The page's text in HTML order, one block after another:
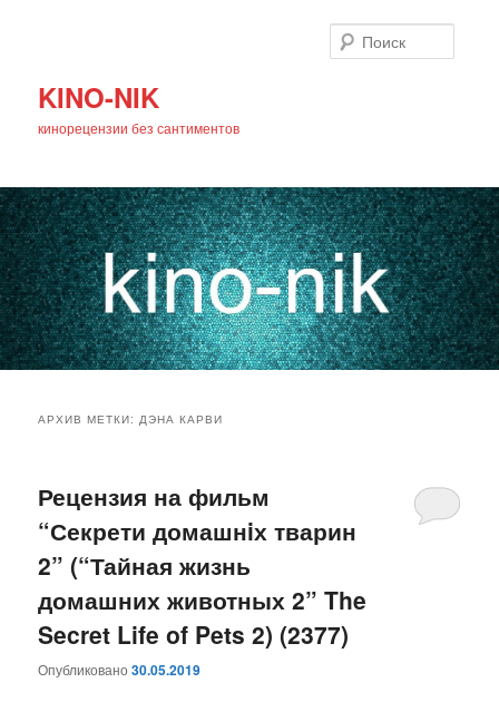
KINO-NIK
кинорецензии без сантиментов
основному
содержимому
дополнительному
содержимому
АРХИВ МЕТКИ:ДЭНА КАРВИ
Рецензия на фильм
“Секрети домашнiх тварин
2” (“Тайная жизнь
домашних животных 2” The
Secret Life of Pets 2) (2377)
Опубликовано30.05.2019